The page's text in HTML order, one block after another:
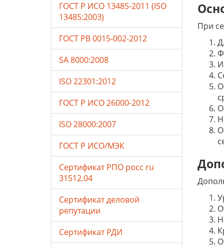
При
ГОСТ Р ИСО 13485-2011 (ISO
13485:2003)
ГОСТ РВ 0015-002-2012
SA 8000:2008
ISO 22301:2012
ГОСТ Р ИСО 26000-2012
ISO 28000:2007
ГОСТ Р ИСО/МЭК
Сертификат РПО росс ru
31512.04
Сертификат деловой
репутации
Сертификат РДИ